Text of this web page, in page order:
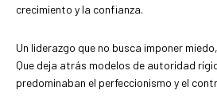
crecimiento y la confianza.
Un liderazgo que no busca imponer
Que deja atrás modelos de autoridad
predominaban el perfeccionismo y el